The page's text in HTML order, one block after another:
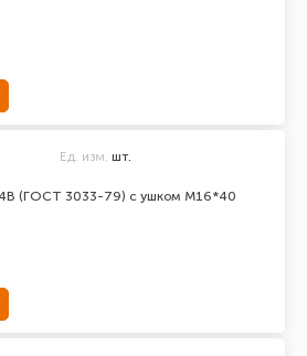
(ГОСТ 3033-79) с ушком М16*40
Ед. изм. шт.